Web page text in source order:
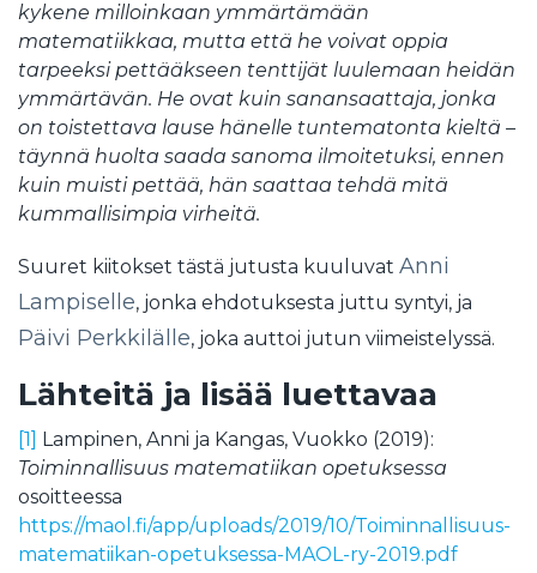
kykene milloinkaan ymmärtämään
matematiikkaa, mutta että he voivat oppia
tarpeeksi pettääkseen tenttijät luulemaan heidän
ymmärtävän. He ovat kuin sanansaattaja, jonka
on toistettava lause hänelle tuntematonta kieltä –
täynnä huolta saada sanoma ilmoitetuksi, ennen
kuin muisti pettää, hän saattaa tehdä mitä
kummallisimpia virheitä.
Suuret kiitokset tästä jutusta kuuluvat Anni
Lampiselle, jonka ehdotuksesta juttu syntyi, ja
Päivi Perkkilälle, joka auttoi jutun viimeistelyssä.
Lähteitä ja lisää luettavaa
[1] Lampinen, Anni ja Kangas, Vuokko (2019):
Toiminnallisuus matematiikan opetuksessa
osoitteessa
https://maol.fi/app/uploads/2019/10/Toiminnallisuus-
matematiikan-opetuksessa-MAOL-ry-2019.pdf